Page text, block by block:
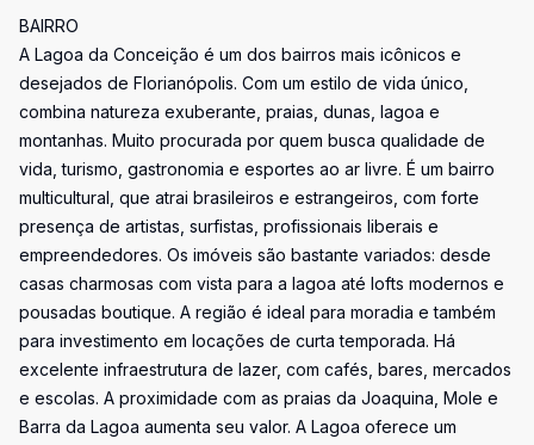
BAIRRO
A Lagoa da Conceição é um dos bairros mais icônicos e
desejados de Florianópolis. Com um estilo de vida único,
combina natureza exuberante, praias, dunas, lagoa e
montanhas. Muito procurada por quem busca qualidade de
vida, turismo, gastronomia e esportes ao ar livre. É um bairro
multicultural, que atrai brasileiros e estrangeiros, com forte
presença de artistas, surfistas, profissionais liberais e
empreendedores. Os imóveis são bastante variados: desde
casas charmosas com vista para a lagoa até lofts modernos e
pousadas boutique. A região é ideal para moradia e também
para investimento em locações de curta temporada. Há
excelente infraestrutura de lazer, com cafés, bares, mercados
e escolas. A proximidade com as praias da Joaquina, Mole e
Barra da Lagoa aumenta seu valor. A Lagoa oferece um